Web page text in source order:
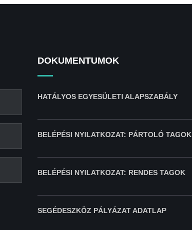
DOKUMENTUMOK
HATÁLYOS EGYESÜLETI ALAPSZABÁLY
BELÉPÉSI NYILATKOZAT: PÁRTOLÓ TAGOK
BELÉPÉSI NYILATKOZAT: RENDES TAGOK
SEGÉDESZKÖZ PÁLYÁZAT ADATLAP